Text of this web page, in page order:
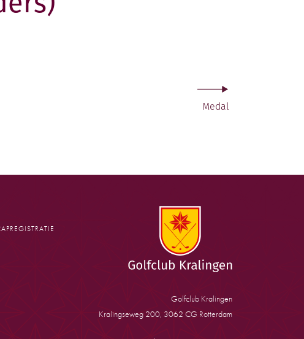
Medal
Golfclub Kralingen
Kralingseweg 200, 3062 CG Rotterdam